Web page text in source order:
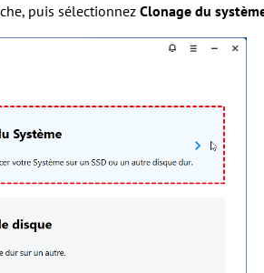
puis sélectionnez Clonage du